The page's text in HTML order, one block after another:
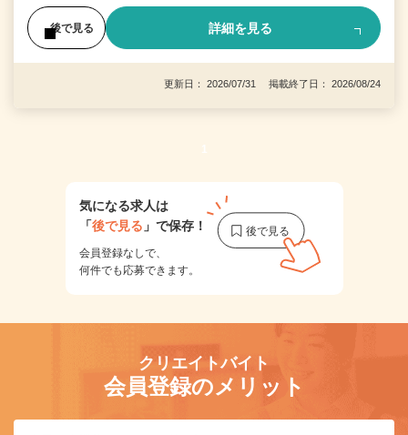
後で見る 詳細を見る
更新日： 2026/07/31 掲載終了日： 2026/08/24
1
気になる求人は
「後で見る 」で保存！
会員登録なしで、
何件でも応募できます。
クリエイトバイト
会員登録のメリット